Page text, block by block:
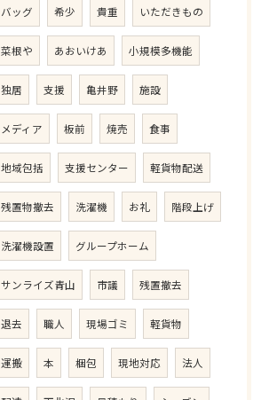
バッグ 希少 貴重 いただきもの
菜根や あおいけあ 小規模多機能
独居 支援 亀井野 施設
メディア 板前 焼売 食事
地域包括 支援センター 軽貨物配送
残置物撤去 洗濯機 お礼 階段上げ
洗濯機設置 グループホーム
サンライズ青山 市議 残置撤去
退去 職人 現場ゴミ 軽貨物
運搬 本 梱包 現地対応 法人